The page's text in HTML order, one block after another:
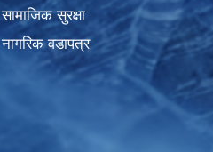
सामाजिक सुरक्षा
नागरिक वडापत्र